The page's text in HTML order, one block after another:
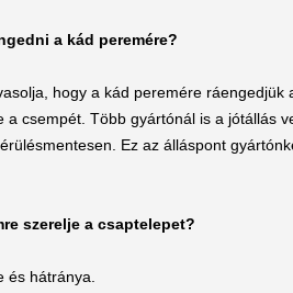
a kád peremére?
hogy a kád peremére ráengedjük
a csempét. Több gyártónál is a jótállás
Ez az álláspont
szerelje a csaptelepet?
és hátránya.